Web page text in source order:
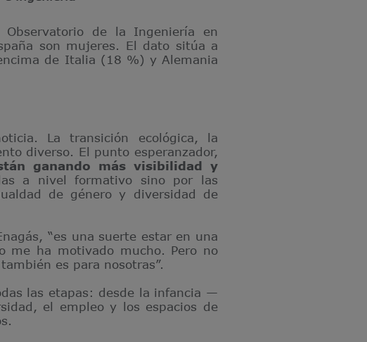
Observatorio de la Ingeniería en
son mujeres. El dato sitúa a
de Italia (18 %) y Alemania
La transición ecológica, la
diverso. El punto esperanzador,
ganando más visibilidad y
a nivel formativo sino por las
de género y diversidad de
“es una suerte estar en una
me ha motivado mucho. Pero no
es para nosotras”.
las etapas: desde la infancia —
el empleo y los espacios de